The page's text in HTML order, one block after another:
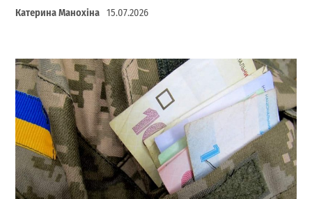
Катерина Манохіна 15.07.2026